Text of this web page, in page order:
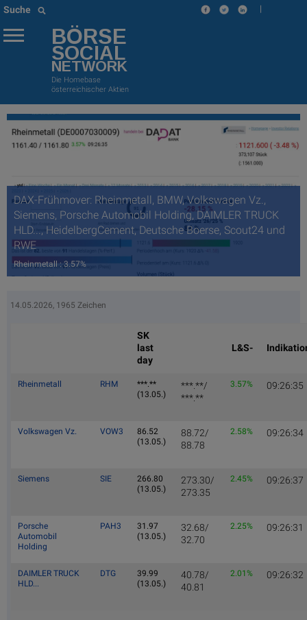
Suche |
BÖRSE
SOCIAL
NETWORK
Die Homebase
österreichischer Aktien
DAX-Frühmover: Rheinmetall, BMW, Volkswagen Vz.,
Siemens, Porsche Automobil Holding, DAIMLER TRUCK
HLD..., HeidelbergCement, Deutsche Boerse, Scout24 und
RWE
Rheinmetall : 3.57%
14.05.2026, 1965 Zeichen
SK
last
day
L&S-
Rheinmetall RHM
***.**
(13.05.)
***.**/
***.**
3.57% 09:26:35
Volkswagen Vz. VOW3
86.52
(13.05.)
88.72/
88.78
2.58% 09:26:34
Siemens SIE
266.80
(13.05.)
273.30/
273.35
2.45% 09:26:37
Porsche
Automobil
Holding
PAH3
31.97
(13.05.)
32.68/
32.70
2.25% 09:26:31
DAIMLER TRUCK
HLD...
DTG
39.99
(13.05.)
40.78/
40.81
2.01% 09:26:32